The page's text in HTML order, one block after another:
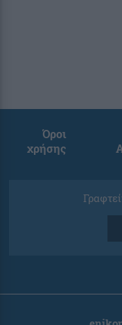
Όροι
χρήσης